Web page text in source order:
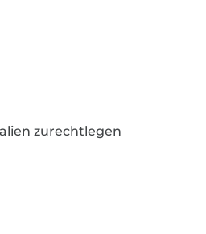
zurechtlegen